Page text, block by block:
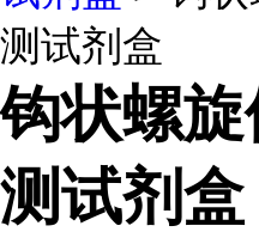
测试剂盒
钩状螺
测试剂盒